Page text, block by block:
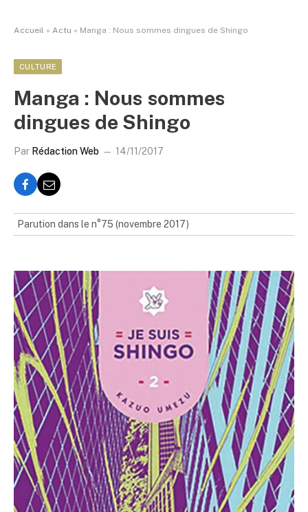
Accueil » Actu » Manga : Nous sommes dingues de Shingo
CULTURE
Manga : Nous sommes
dingues de Shingo
Par Rédaction Web 14/11/2017
Parution dans le n°75 (novembre 2017)